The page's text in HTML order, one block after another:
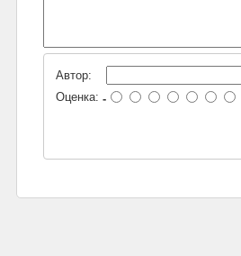
Автор:
Оценка: -